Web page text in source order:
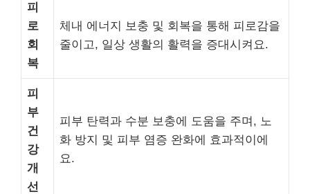
피
로
회
복
체내 에너지 보충 및 회복을 통해 피로감을
줄이고, 일상 생활의 활력을 증대시켜요.
피
부
건
강
개
선
피부 탄력과 수분 보충에 도움을 주며, 노
화 방지 및 피부 염증 완화에 효과적이에
요.